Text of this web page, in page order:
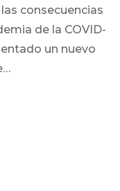
consecuencias
de la COVID-
un nuevo